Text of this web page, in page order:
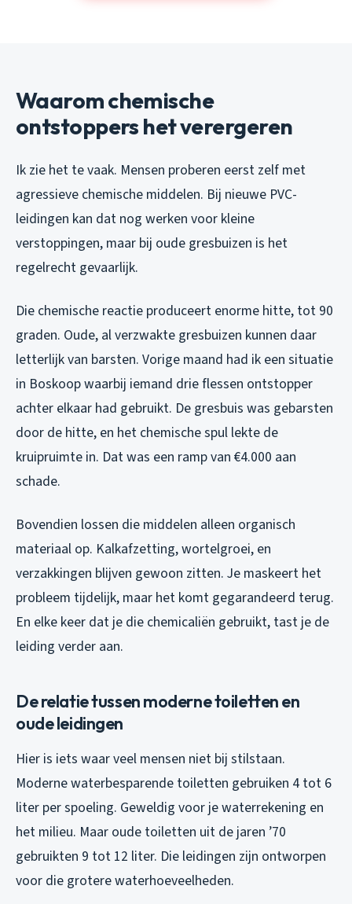
Waarom chemische
ontstoppers het verergeren
Ik zie het te vaak. Mensen proberen eerst zelf met
agressieve chemische middelen. Bij nieuwe PVC-
leidingen kan dat nog werken voor kleine
verstoppingen, maar bij oude gresbuizen is het
regelrecht gevaarlijk.
Die chemische reactie produceert enorme hitte, tot 90
graden. Oude, al verzwakte gresbuizen kunnen daar
letterlijk van barsten. Vorige maand had ik een situatie
in Boskoop waarbij iemand drie flessen ontstopper
achter elkaar had gebruikt. De gresbuis was gebarsten
door de hitte, en het chemische spul lekte de
kruipruimte in. Dat was een ramp van €4.000 aan
schade.
Bovendien lossen die middelen alleen organisch
materiaal op. Kalkafzetting, wortelgroei, en
verzakkingen blijven gewoon zitten. Je maskeert het
probleem tijdelijk, maar het komt gegarandeerd terug.
En elke keer dat je die chemicaliën gebruikt, tast je de
leiding verder aan.
De relatie tussen moderne toiletten en
oude leidingen
Hier is iets waar veel mensen niet bij stilstaan.
Moderne waterbesparende toiletten gebruiken 4 tot 6
liter per spoeling. Geweldig voor je waterrekening en
het milieu. Maar oude toiletten uit de jaren ’70
gebruikten 9 tot 12 liter. Die leidingen zijn ontworpen
voor die grotere waterhoeveelheden.